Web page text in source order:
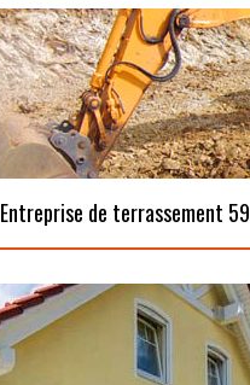
Entreprise de terrassement 59